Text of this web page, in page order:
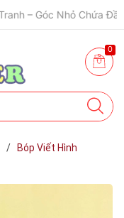
🎨 Một Bức Tranh – Góc Nhỏ Chứa Đầy Cảm Xúc ✨
0
/
Bóp Viết Hình